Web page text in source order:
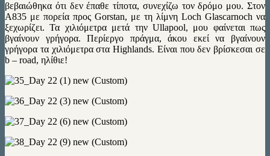
βεβαιώθηκα ότι δεν έπαθε τίποτα, συνεχίζω τον δρόμο μου. Στον
Α835 με πορεία προς Gorstan, με τη λίμνη Loch Glascarnoch να
ξεχωρίζει. Τα χιλιόμετρα μετά την Ullapool, μου φαίνεται πως
βγαίνουν γρήγορα. Περίεργο πράγμα, άκου εκεί να βγαίνουν
γρήγορα τα χιλιόμετρα στα Highlands. Είναι που δεν βρίσκεσαι σε
b – road, ηλίθιε!